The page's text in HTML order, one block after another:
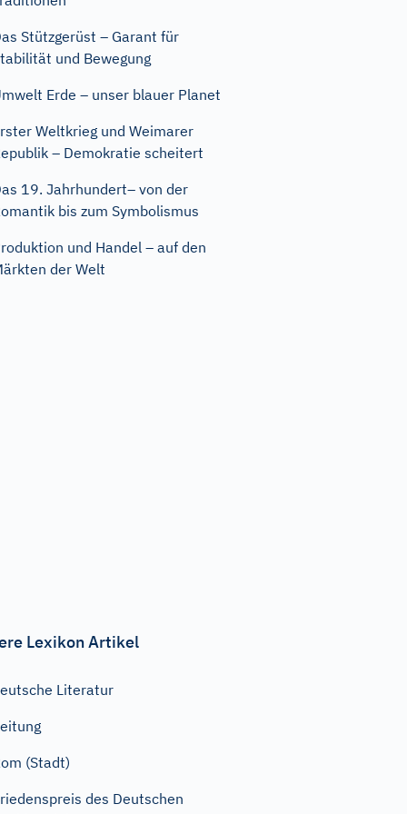
Stützgerüst – Garant für
und Bewegung
Erde – unser blauer Planet
Weltkrieg und Weimarer
– Demokratie scheitert
19. Jahrhundert– von der
bis zum Symbolismus
und Handel – auf den
der Welt
Lexikon Artikel
Literatur
(Stadt)
des Deutschen